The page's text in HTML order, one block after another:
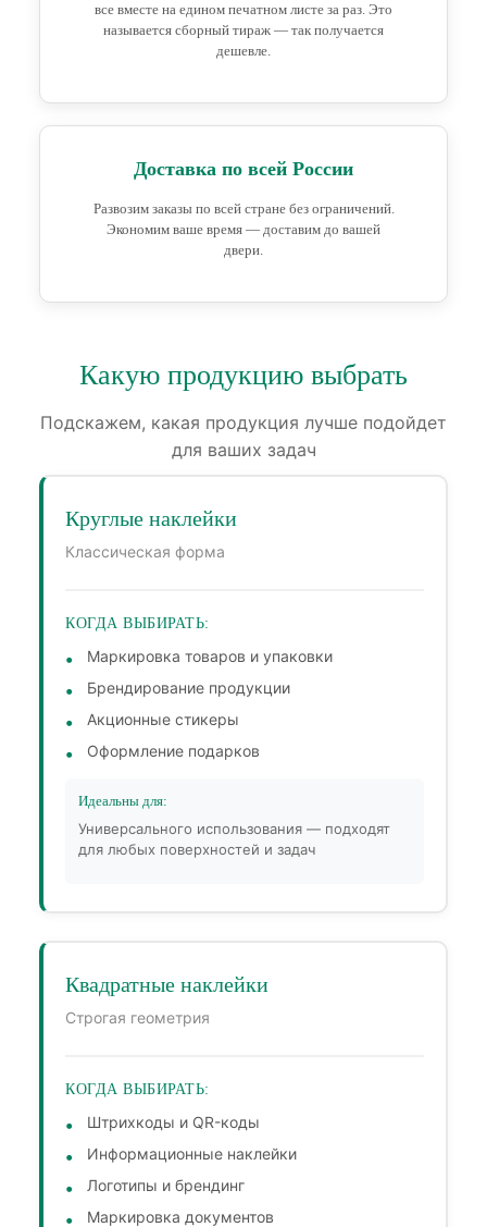
все вместе на едином печатном листе за раз. Это
называется сборный тираж — так получается
дешевле.
Доставка по всей России
Развозим заказы по всей стране без ограничений.
Экономим ваше время — доставим до вашей
двери.
Какую продукцию выбрать
Подскажем, какая продукция лучше подойдет
для ваших задач
Круглые наклейки
Классическая форма
КОГДА ВЫБИРАТЬ:
Маркировка товаров и упаковки
Брендирование продукции
Акционные стикеры
Оформление подарков
Идеальны для:
Универсального использования — подходят
для любых поверхностей и задач
Квадратные наклейки
Строгая геометрия
КОГДА ВЫБИРАТЬ:
Штрихкоды и QR-коды
Информационные наклейки
Логотипы и брендинг
Маркировка документов